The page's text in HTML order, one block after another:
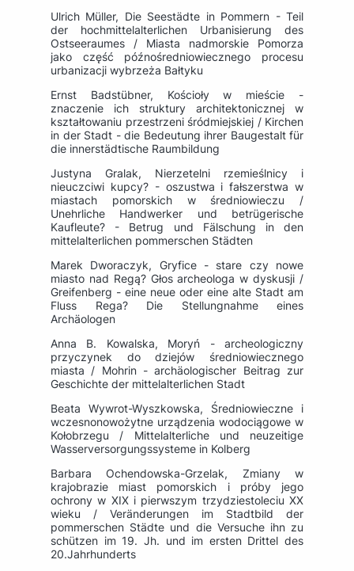
Ulrich Müller, Die Seestädte in Pommern - Teil
der hochmittelalterlichen Urbanisierung des
Ostseeraumes / Miasta nadmorskie Pomorza
jako część późnośredniowiecznego procesu
urbanizacji wybrzeża Bałtyku
Ernst Badstübner, Kościoły w mieście -
znaczenie ich struktury architektonicznej w
kształtowaniu przestrzeni śródmiejskiej / Kirchen
in der Stadt - die Bedeutung ihrer Baugestalt für
die innerstädtische Raumbildung
Justyna Gralak, Nierzetelni rzemieślnicy i
nieuczciwi kupcy? - oszustwa i fałszerstwa w
miastach pomorskich w średniowieczu /
Unehrliche Handwerker und betrügerische
Kaufleute? - Betrug und Fälschung in den
mittelalterlichen pommerschen Städten
Marek Dworaczyk, Gryfice - stare czy nowe
miasto nad Regą? Głos archeologa w dyskusji /
Greifenberg - eine neue oder eine alte Stadt am
Fluss Rega? Die Stellungnahme eines
Archäologen
Anna B. Kowalska, Moryń - archeologiczny
przyczynek do dziejów średniowiecznego
miasta / Mohrin - archäologischer Beitrag zur
Geschichte der mittelalterlichen Stadt
Beata Wywrot-Wyszkowska, Średniowieczne i
wczesnonowożytne urządzenia wodociągowe w
Kołobrzegu / Mittelalterliche und neuzeitige
Wasserversorgungssysteme in Kolberg
Barbara Ochendowska-Grzelak, Zmiany w
krajobrazie miast pomorskich i próby jego
ochrony w XIX i pierwszym trzydziestoleciu XX
wieku / Veränderungen im Stadtbild der
pommerschen Städte und die Versuche ihn zu
schützen im 19. Jh. und im ersten Drittel des
20.Jahrhunderts